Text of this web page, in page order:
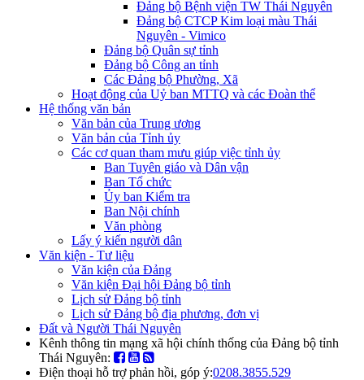
Đảng bộ Bệnh viện TW Thái Nguyên
Đảng bộ CTCP Kim loại màu Thái
Nguyên - Vimico
Đảng bộ Quân sự tỉnh
Đảng bộ Công an tỉnh
Các Đảng bộ Phường, Xã
Hoạt động của Uỷ ban MTTQ và các Đoàn thể
Hệ thống văn bản
Văn bản của Trung ương
Văn bản của Tỉnh ủy
Các cơ quan tham mưu giúp việc tỉnh ủy
Ban Tuyên giáo và Dân vận
Ban Tổ chức
Ủy ban Kiểm tra
Ban Nội chính
Văn phòng
Lấy ý kiến người dân
Văn kiện - Tư liệu
Văn kiện của Đảng
Văn kiện Đại hội Đảng bộ tỉnh
Lịch sử Đảng bộ tỉnh
Lịch sử Đảng bộ địa phương, đơn vị
Đất và Người Thái Nguyên
Kênh thông tin mạng xã hội chính thống của Đảng bộ tỉnh
Thái Nguyên:
Điện thoại hỗ trợ phản hồi, góp ý:0208.3855.529